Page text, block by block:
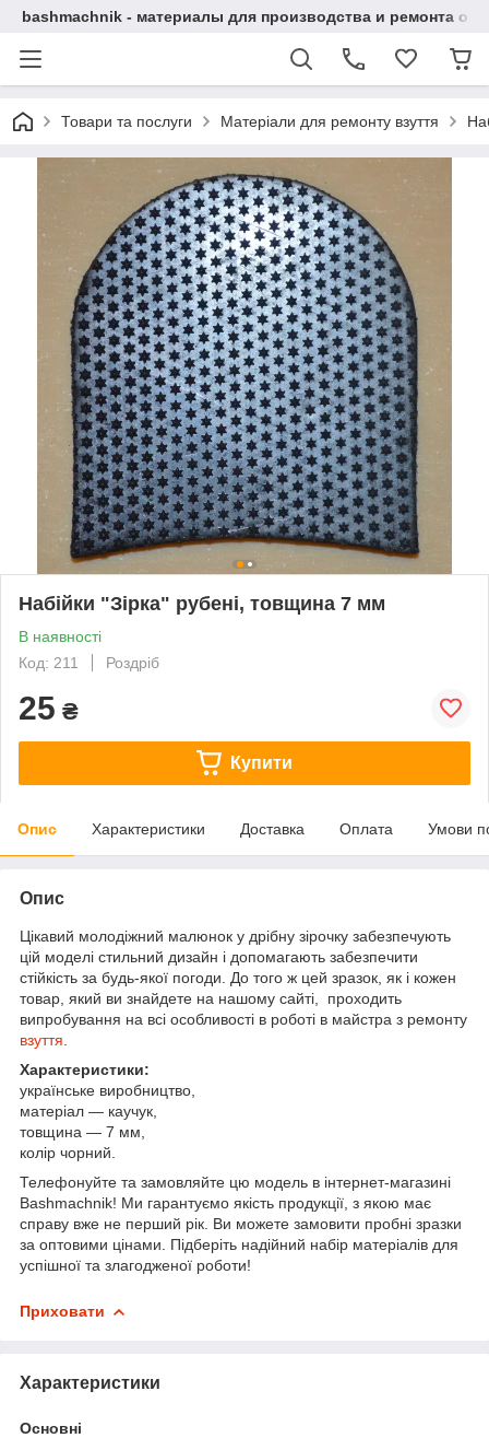
bashmachnik - материалы для производства и ремонта
Товари та послуги Матеріали для ремонту взуття
Набійки "Зірка" рубені, товщина 7 мм
В наявності
Код: 211
Роздріб
25 ₴
Купити
Опис Характеристики Доставка Оплата Умови
Опис
Цікавий молодіжний малюнок у дрібну зірочку забезпечують
цій моделі стильний дизайн і допомагають забезпечити
стійкість за будь-якої погоди. До того ж цей зразок, як і кожен
товар, який ви знайдете на нашому сайті, проходить
випробування на всі особливості в роботі в майстра з ремонту
взуття
Характеристики:
українське виробництво,
матеріал — каучук,
товщина — 7 мм,
колір чорний.
Телефонуйте та замовляйте цю модель в інтернет-магазині
Bashmachnik! Ми гарантуємо якість продукції, з якою має
справу вже не перший рік. Ви можете замовити пробні зразки
за оптовими цінами. Підберіть надійний набір матеріалів для
успішної та злагодженої роботи!
Приховати
Характеристики
Основні